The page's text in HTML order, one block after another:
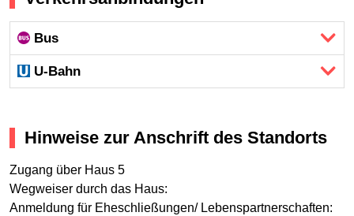
Bus
U-Bahn
Hinweise zur Anschrift des Standorts
Zugang über Haus 5
Wegweiser durch das Haus:
Anmeldung für Eheschließungen/ Lebenspartnerschaften: